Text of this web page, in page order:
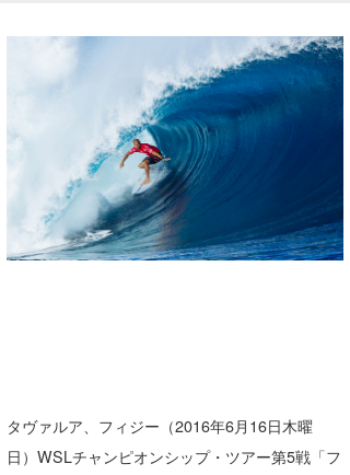
今月のプレゼント
タヴァルア、フィジー（2016年6月16日木曜
日）WSLチャンピオンシップ・ツアー第5戦「フ
千葉南
大阪
ルール＆How to
VOTE!